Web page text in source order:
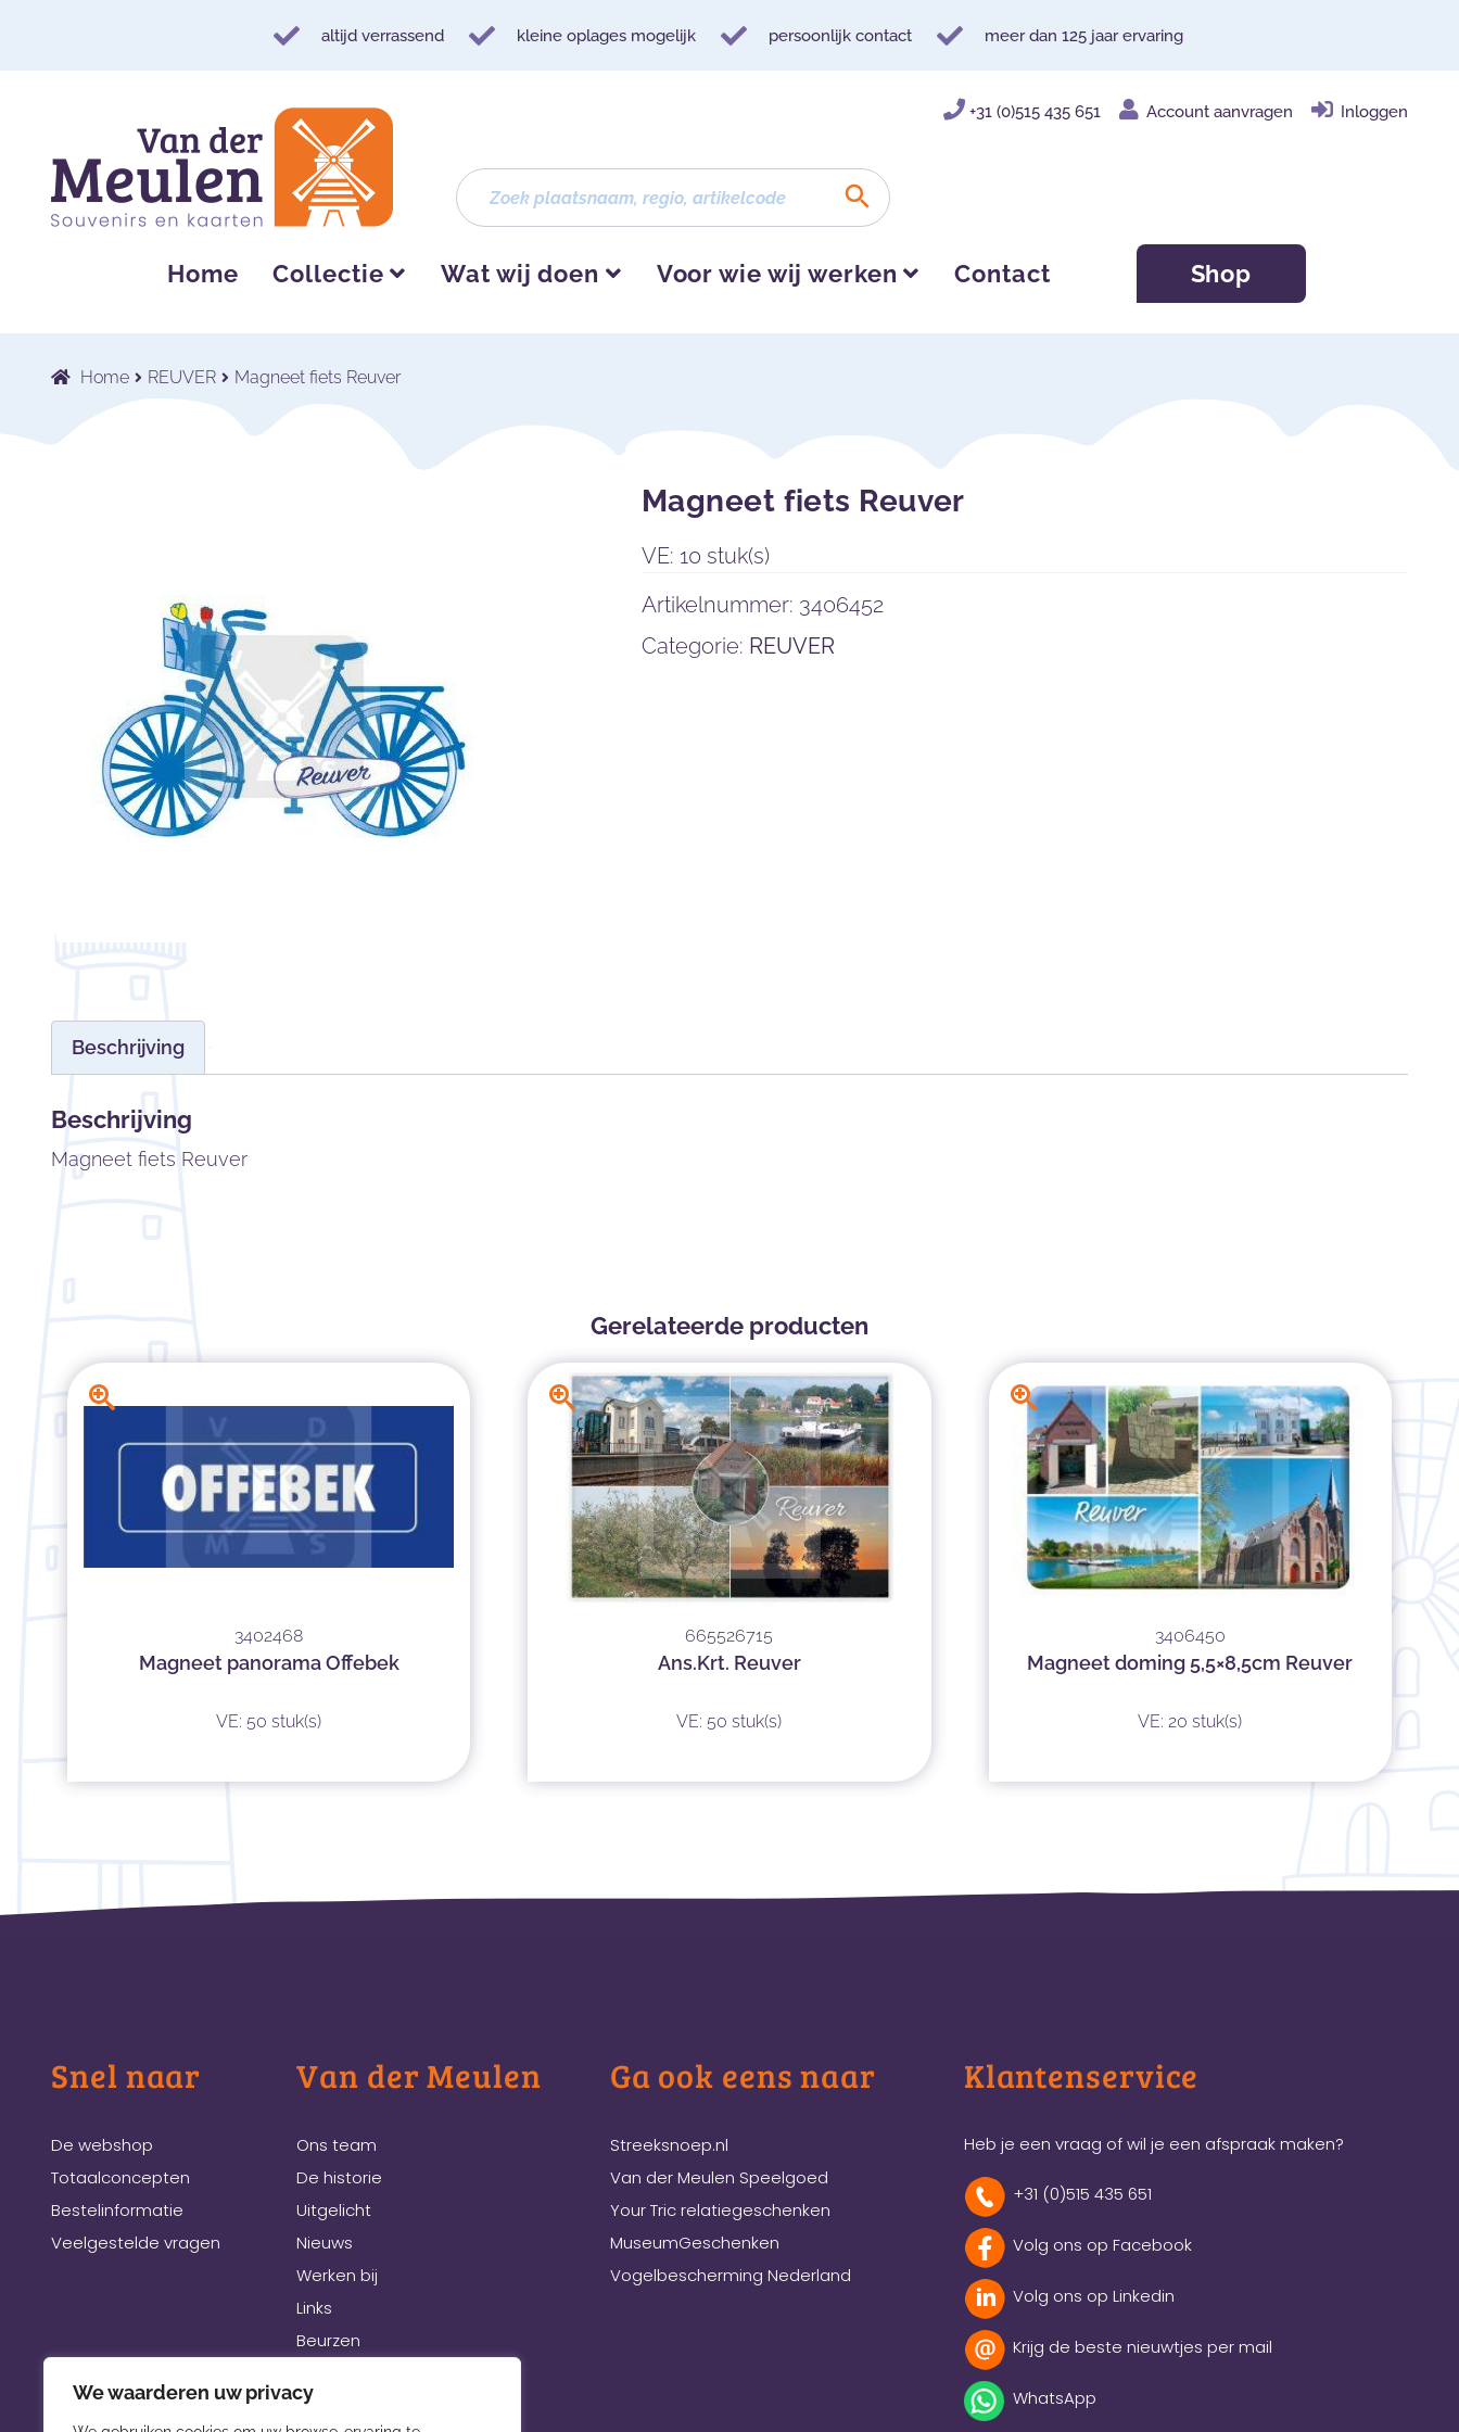
We waarderen uw privacy
altijd verrassend kleine oplages mogelijk persoonlijk contact meer dan 125 jaar ervaring
navigatie
inhoud
+31 (0)515 435 651 Account aanvragen Inloggen
Home Collectie Wat wij doen Voor wie wij werken Contact Shop
Home REUVER Magneet fiets Reuver
Magneet fiets Reuver
VE: 10 stuk(s)
Artikelnummer: 3406452
Categorie: REUVER
Beschrijving
Beschrijving
Magneet fiets Reuver
Gerelateerde producten
3402468
Magneet panorama Offebek
VE: 50 stuk(s)
665526715
Ans.Krt. Reuver
VE: 50 stuk(s)
3406450
Magneet doming 5,5×8,5cm Reuver
VE: 20 stuk(s)
Snel naar
De webshop
Totaalconcepten
Bestelinformatie
Veelgestelde vragen
Van der Meulen
Ons team
De historie
Uitgelicht
Nieuws
Werken bij
Links
Beurzen
Ga ook eens naar
Streeksnoep.nl
Van der Meulen Speelgoed
Your Tric relatiegeschenken
MuseumGeschenken
Vogelbescherming Nederland
Klantenservice
Heb je een vraag of wil je een afspraak maken?
+31 (0)515 435 651
Volg ons op Facebook
Volg ons op Linkedin
Krijg de beste nieuwtjes per mail
WhatsApp